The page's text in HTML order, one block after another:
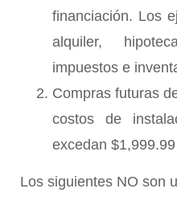
financiación. Los
alquiler,
impuestos e
Compras futuras
costos de
excedan $1,999.99
Los siguientes NO son